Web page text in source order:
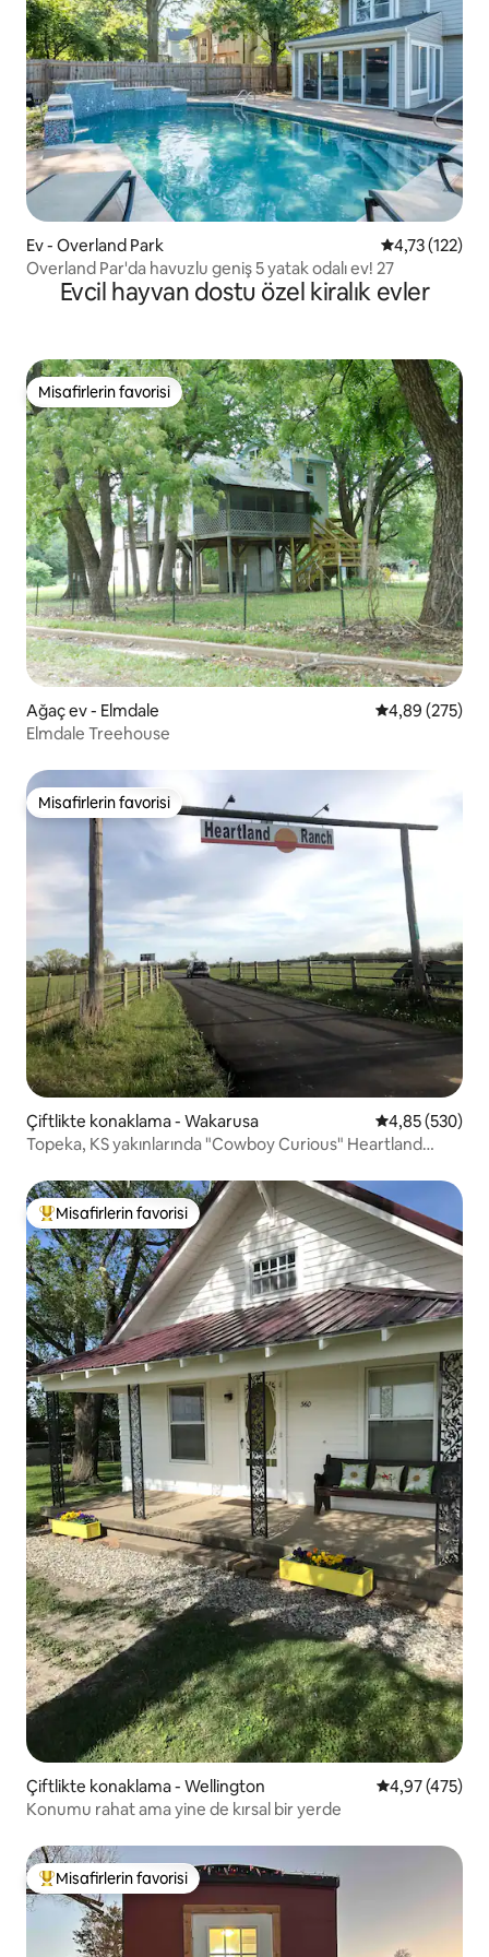
Ev - Overland Park 5 üzerinden
4,73 (122)
Overland Par'da havuzlu geniş 5 yatak odalı ev! 27
Evcil hayvan dostu özel kiralık evler
Misafirlerin favorisi
Misafirlerin favorisi
Ağaç ev - Elmdale 5 üzerinden
4,89 (275)
Elmdale Treehouse
Misafirlerin favorisi
Misafirlerin favorisi
Çiftlikte konaklama - Wakarusa 5 üzerinden
4,85 (530)
Topeka, KS yakınlarında "Cowboy Curious" Heartland
Misafirlerin favorilerinden en beğenilenler arasında
Misafirlerin favorisi
Çiftlikte konaklama - Wellington 5 üzerinden
4,97 (475)
Konumu rahat ama yine de kırsal bir yerde
Misafirlerin favorilerinden en beğenilenler arasında
Misafirlerin favorisi